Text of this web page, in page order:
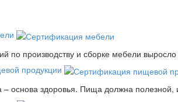
по производству и сборке мебели
продукции
– основа здоровья. Пища должна